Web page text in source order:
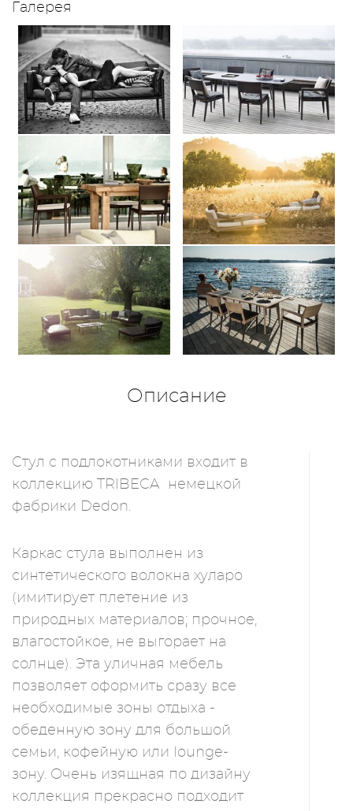
Галерея
Описание
Стул с подлокотниками входит в
коллекцию TRIBECA немецкой
фабрики Dedon.
Каркас стула выполнен из
синтетического волокна хуларо
(имитирует плетение из
природных материалов; прочное,
влагостойкое, не выгорает на
солнце). Эта уличная мебель
позволяет оформить сразу все
необходимые зоны отдыха -
обеденную зону для большой
семьи, кофейную или lounge-
зону. Очень изящная по дизайну
коллекция прекрасно подходит